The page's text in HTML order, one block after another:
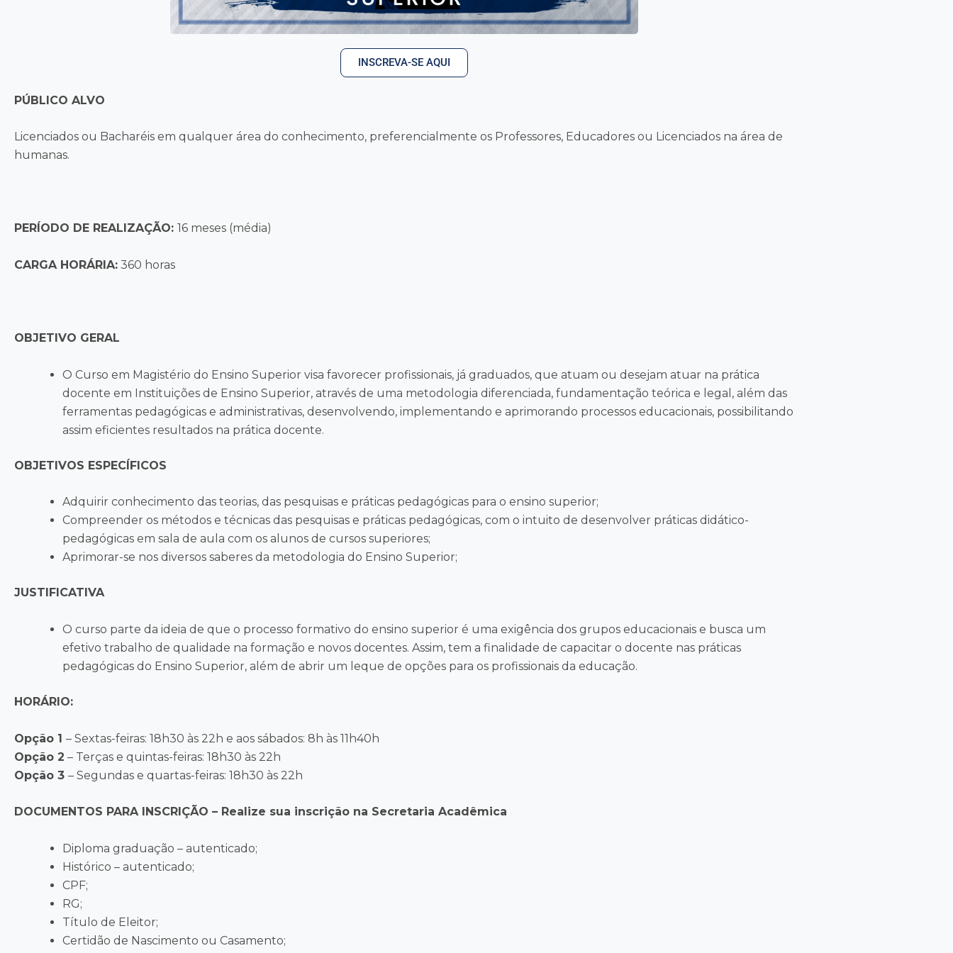
INSCREVA-SE AQUI
PÚBLICO ALVO
Licenciados ou Bacharéis em qualquer área do conhecimento, preferencialmente os Professores, Educadores ou Licenciados na área de
humanas.
PERÍODO DE REALIZAÇÃO: 16 meses (média)
CARGA HORÁRIA: 360 horas
OBJETIVO GERAL
O Curso em Magistério do Ensino Superior visa favorecer profissionais, já graduados, que atuam ou desejam atuar na prática
docente em Instituições de Ensino Superior, através de uma metodologia diferenciada, fundamentação teórica e legal, além das
ferramentas pedagógicas e administrativas, desenvolvendo, implementando e aprimorando processos educacionais, possibilitando
assim eficientes resultados na prática docente.
OBJETIVOS ESPECÍFICOS
Adquirir conhecimento das teorias, das pesquisas e práticas pedagógicas para o ensino superior;
Compreender os métodos e técnicas das pesquisas e práticas pedagógicas, com o intuito de desenvolver práticas didático-
pedagógicas em sala de aula com os alunos de cursos superiores;
Aprimorar-se nos diversos saberes da metodologia do Ensino Superior;
JUSTIFICATIVA
O curso parte da ideia de que o processo formativo do ensino superior é uma exigência dos grupos educacionais e busca um
efetivo trabalho de qualidade na formação e novos docentes. Assim, tem a finalidade de capacitar o docente nas práticas
pedagógicas do Ensino Superior, além de abrir um leque de opções para os profissionais da educação.
HORÁRIO:
Opção 1 – Sextas-feiras: 18h30 às 22h e aos sábados: 8h às 11h40h
Opção 2 – Terças e quintas-feiras: 18h30 às 22h
Opção 3 – Segundas e quartas-feiras: 18h30 às 22h
DOCUMENTOS PARA INSCRIÇÃO – Realize sua inscrição na Secretaria Acadêmica
Diploma graduação – autenticado;
Histórico – autenticado;
CPF;
RG;
Título de Eleitor;
Certidão de Nascimento ou Casamento;